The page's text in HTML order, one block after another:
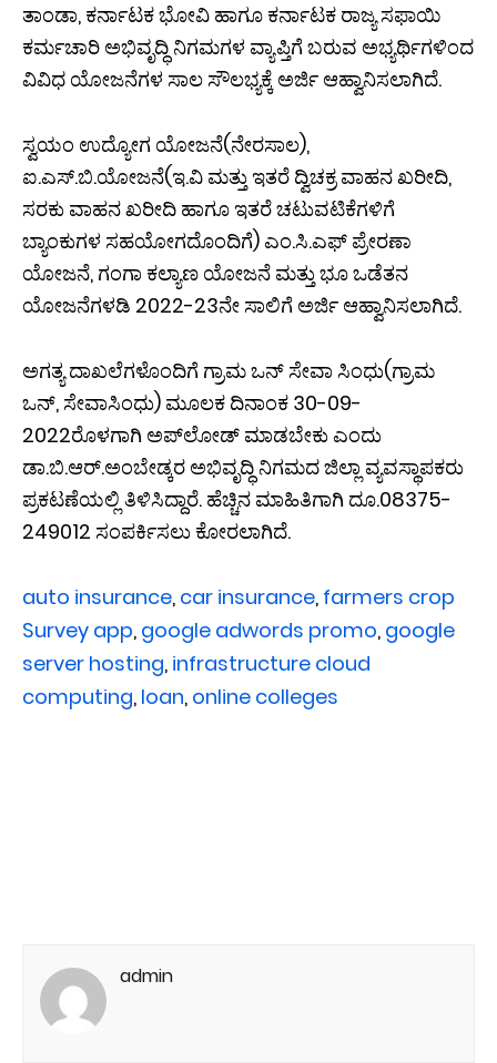
ತಾಂಡಾ, ಕರ್ನಾಟಕ ಭೋವಿ ಹಾಗೂ ಕರ್ನಾಟಕ ರಾಜ್ಯ ಸಫಾಯಿ
ಕರ್ಮಚಾರಿ ಅಭಿವೃದ್ಧಿ ನಿಗಮಗಳ ವ್ಯಾಪ್ತಿಗೆ ಬರುವ ಅಭ್ಯರ್ಥಿಗಳಿಂದ
ವಿವಿಧ ಯೋಜನೆಗಳ ಸಾಲ ಸೌಲಭ್ಯಕ್ಕೆ ಅರ್ಜಿ ಆಹ್ವಾನಿಸಲಾಗಿದೆ.
ಸ್ವಯಂ ಉದ್ಯೋಗ ಯೋಜನೆ(ನೇರಸಾಲ),
ಐ.ಎಸ್.ಬಿ.ಯೋಜನೆ(ಇ.ವಿ ಮತ್ತು ಇತರೆ ದ್ವಿಚಕ್ರ ವಾಹನ ಖರೀದಿ,
ಸರಕು ವಾಹನ ಖರೀದಿ ಹಾಗೂ ಇತರೆ ಚಟುವಟಿಕೆಗಳಿಗೆ
ಬ್ಯಾಂಕುಗಳ ಸಹಯೋಗದೊಂದಿಗೆ) ಎಂ.ಸಿ.ಎಫ್ ಪ್ರೇರಣಾ
ಯೋಜನೆ, ಗಂಗಾ ಕಲ್ಯಾಣ ಯೋಜನೆ ಮತ್ತು ಭೂ ಒಡೆತನ
ಯೋಜನೆಗಳಡಿ 2022-23ನೇ ಸಾಲಿಗೆ ಅರ್ಜಿ ಆಹ್ವಾನಿಸಲಾಗಿದೆ.
ಅಗತ್ಯ ದಾಖಲೆಗಳೊಂದಿಗೆ ಗ್ರಾಮ ಒನ್ ಸೇವಾ ಸಿಂಧು(ಗ್ರಾಮ
ಒನ್, ಸೇವಾಸಿಂಧು) ಮೂಲಕ ದಿನಾಂಕ 30-09-
2022ರೊಳಗಾಗಿ ಅಪ್‍ಲೋಡ್ ಮಾಡಬೇಕು ಎಂದು
ಡಾ.ಬಿ.ಆರ್.ಅಂಬೇಡ್ಕರ ಅಭಿವೃದ್ಧಿ ನಿಗಮದ ಜಿಲ್ಲಾ ವ್ಯವಸ್ಥಾಪಕರು
ಪ್ರಕಟಣೆಯಲ್ಲಿ ತಿಳಿಸಿದ್ದಾರೆ. ಹೆಚ್ಚಿನ ಮಾಹಿತಿಗಾಗಿ ದೂ.08375-
249012 ಸಂಪರ್ಕಿಸಲು ಕೋರಲಾಗಿದೆ.
auto insurance, car insurance, farmers crop
Survey app, google adwords promo, google
server hosting, infrastructure cloud
computing, loan, online colleges
admin